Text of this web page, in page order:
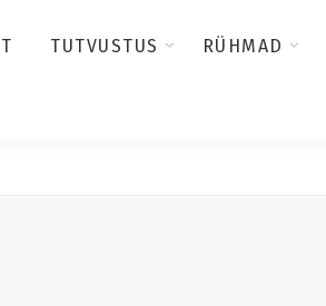
TUTVUSTUS RÜHMAD